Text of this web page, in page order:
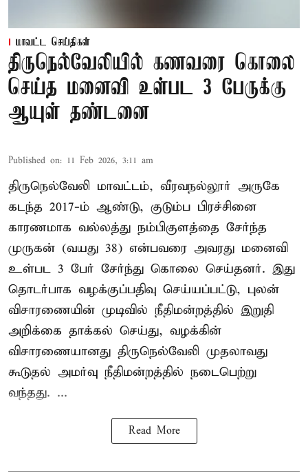
மாவட்ட செய்திகள்
திருநெல்வேலியில் கணவரை கொலை
செய்த மனைவி உள்பட 3 பேருக்கு
ஆயுள் தண்டனை
Published on: 11 Feb 2026, 3:11 am
திருநெல்வேலி மாவட்டம், வீரவநல்லூர் அருகே
கடந்த 2017-ம் ஆண்டு, குடும்ப பிரச்சினை
காரணமாக வல்லத்து நம்பிகுளத்தை சேர்ந்த
முருகன் (வயது 38) என்பவரை அவரது மனைவி
உள்பட 3 பேர் சேர்ந்து கொலை செய்தனர். இது
தொடர்பாக வழக்குப்பதிவு செய்யப்பட்டு, புலன்
விசாரணையின் முடிவில் நீதிமன்றத்தில் இறுதி
அறிக்கை தாக்கல் செய்து, வழக்கின்
விசாரணையானது திருநெல்வேலி முதலாவது
கூடுதல் அமர்வு நீதிமன்றத்தில் நடைபெற்று
வந்தது. ...
Read More